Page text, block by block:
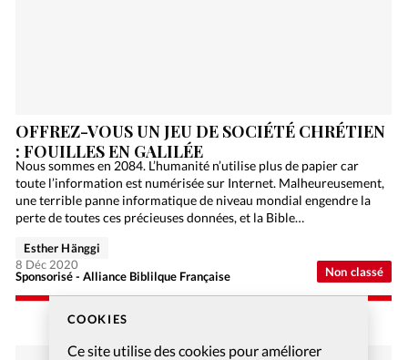
COOKIES
Ce site utilise des cookies pour améliorer
Non classé
OFFREZ-VOUS UN JEU DE SOCIÉTÉ CHRÉTIEN
: FOUILLES EN GALILÉE
Nous sommes en 2084. L’humanité n’utilise plus de papier car
toute l’information est numérisée sur Internet. Malheureusement,
une terrible panne informatique de niveau mondial engendre la
perte de toutes ces précieuses données, et la Bible…
Sponsorisé - Alliance Biblilque Française
Esther Hänggi
8 Déc 2020